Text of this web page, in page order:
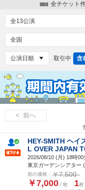
全チケット
取引中 含
< 前へ
HEY-SMITH ヘイ
L OVER JAPAN
2026/08/10 (月) 18時00
東京ガーデンシアター
前の価格： ￥7,500
￥7,000 / 枚 1枚